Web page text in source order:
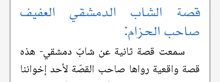
قصة الشاب الدمشقي العفيف
صاحب الحزام:
سمعت قصة ثانية عن شابّ دمشقي- هذه
قصة واقعية رواها صاحب القصّة لأحد إخواننا